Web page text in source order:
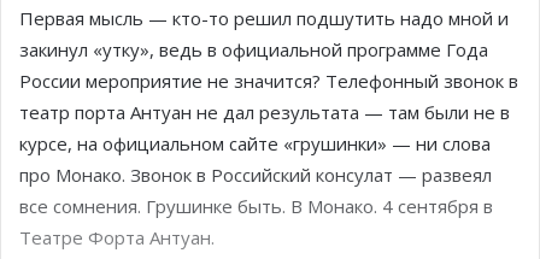
Первая мысль — кто-то решил подшутить надо мной и
закинул «утку», ведь в официальной программе Года
России мероприятие не значится? Телефонный звонок в
театр порта Антуан не дал результата — там были не в
курсе, на официальном сайте «грушинки» — ни слова
про Монако. Звонок в Российский консулат — развеял
все сомнения. Грушинке быть. В Монако. 4 сентября в
Театре Форта Антуан.